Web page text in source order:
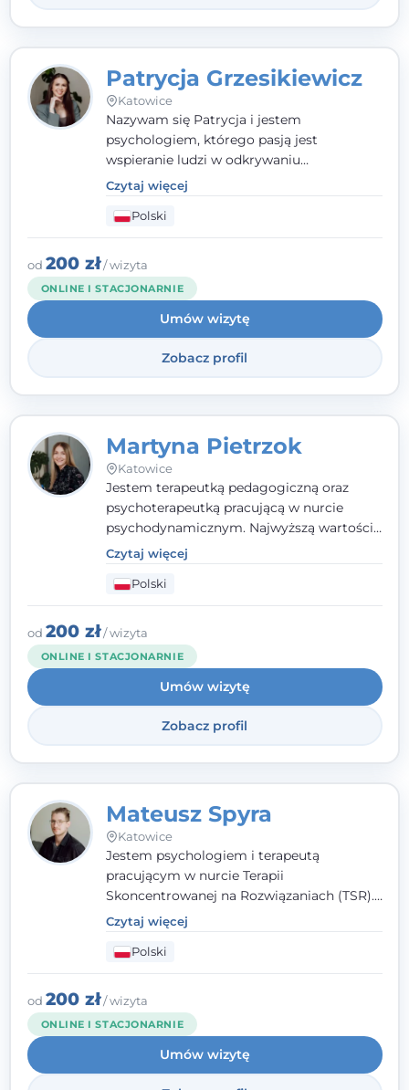
Patrycja Grzesikiewicz
Katowice
Nazywam się Patrycja i jestem
psychologiem, którego pasją jest
wspieranie ludzi w odkrywaniu
wewnętrznej siły i radzeniu sobie z
codziennymi trudnościami. Pracuję w
nurcie poznawczo-behawioralnym, oferując
indywidualne podejście pełne empatii,
zaufania i wsparcia. Jeśli masz za sobą
trudny czas, jestem tutaj dla Ciebie.
Czytaj więcej
Polski
od 200 zł/ wizyta
ONLINE I STACJONARNIE
Umów wizytę
Zobacz profil
Martyna Pietrzok
Katowice
Jestem terapeutką pedagogiczną oraz
psychoterapeutką pracującą w nurcie
psychodynamicznym. Najwyższą wartością
jest dla mnie bliska, pełna zrozumienia i
zaangażowania relacja z pacjentem. To
właśnie ta oparta na zaufaniu więź staje się
przestrzenią, w której można dotrzeć do
źródła trudności i spojrzeć na nie inaczej
niż dotąd.
Czytaj więcej
Polski
od 200 zł/ wizyta
ONLINE I STACJONARNIE
Umów wizytę
Zobacz profil
Mateusz Spyra
Katowice
Jestem psychologiem i terapeutą
pracującym w nurcie Terapii
Skoncentrowanej na Rozwiązaniach (TSR).
Towarzyszę młodzieży i dorosłym z
empatią, zrozumieniem i bez oceniania.
Daję przestrzeń do bycia sobą, bo wiem, że
w każdym człowieku jest coś wyjątkowego.
Czytaj więcej
Polski
od 200 zł/ wizyta
ONLINE I STACJONARNIE
Umów wizytę